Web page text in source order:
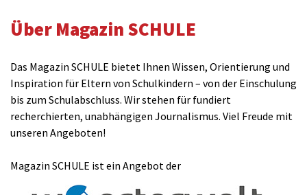
Über Magazin SCHULE
Das Magazin SCHULE bietet Ihnen Wissen, Orientierung und
Inspiration für Eltern von Schulkindern – von der Einschulung
bis zum Schulabschluss. Wir stehen für fundiert
recherchierten, unabhängigen Journalismus. Viel Freude mit
unseren Angeboten!
Magazin SCHULE ist ein Angebot der